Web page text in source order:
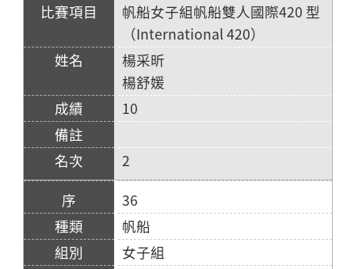
帆船女子組帆船雙人國際420 型
（International 420）
楊采昕
楊舒媛
10
2
36
帆船
女子組